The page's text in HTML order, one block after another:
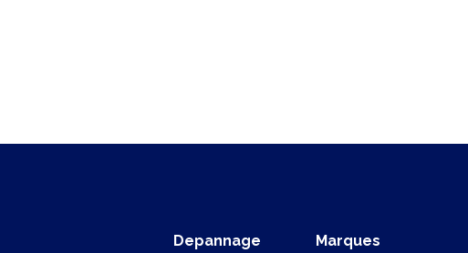
Depannage
Marques